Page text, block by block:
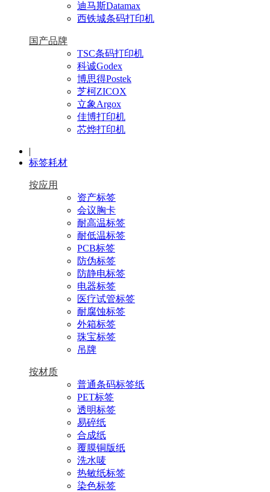
迪马斯Datamax
西铁城条码打印机
国产品牌
TSC条码打印机
科诚Godex
博思得Postek
芝柯ZICOX
立象Argox
佳博打印机
芯烨打印机
|
标签耗材
按应用
资产标签
会议胸卡
耐高温标签
耐低温标签
PCB标签
防伪标签
防静电标签
电器标签
医疗试管标签
耐腐蚀标签
外箱标签
珠宝标签
吊牌
按材质
普通条码标签纸
PET标签
透明标签
易碎纸
合成纸
覆膜铜版纸
洗水唛
热敏纸标签
染色标签